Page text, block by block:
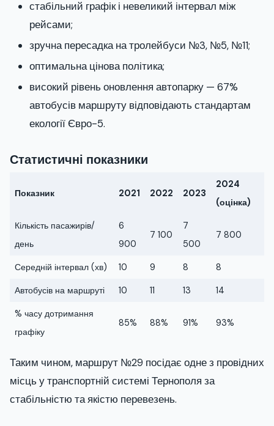
стабільний графік і невеликий інтервал між
рейсами;
зручна пересадка на тролейбуси №3, №5, №11;
оптимальна цінова політика;
високий рівень оновлення автопарку — 67%
автобусів маршруту відповідають стандартам
екології Євро-5.
Статистичні показники
Показник 2021 2022 2023
2024
(оцінка)
Кількість пасажирів/
день
6
900
7 100
7
500
7 800
Середній інтервал (хв) 10 9 8 8
Автобусів на маршруті 10 11 13 14
% часу дотримання
графіку
85% 88% 91% 93%
Таким чином, маршрут №29 посідає одне з провідних
місць у транспортній системі Тернополя за
стабільністю та якістю перевезень.